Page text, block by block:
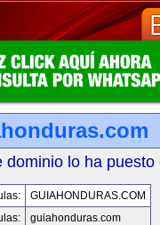
dominio lo ha puesto
GUIAHONDURAS.COM
guiahonduras.com